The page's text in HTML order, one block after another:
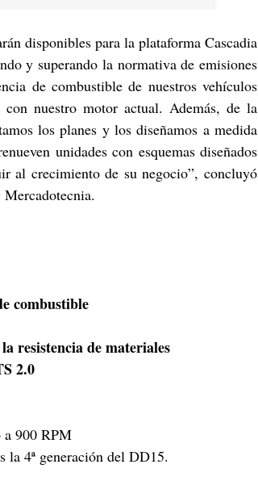
disponibles para la plataforma Cascadia
y superando la normativa de emisiones
de combustible de nuestros vehículos
nuestro motor actual. Además, de la
los planes y los diseñamos a medida
unidades con esquemas diseñados
al crecimiento de su negocio”, concluyó
combustible
resistencia de materiales
2.0
a 900 RPM
3% vs la 4ª generación del DD15.